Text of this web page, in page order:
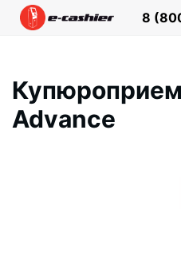
8
Advance